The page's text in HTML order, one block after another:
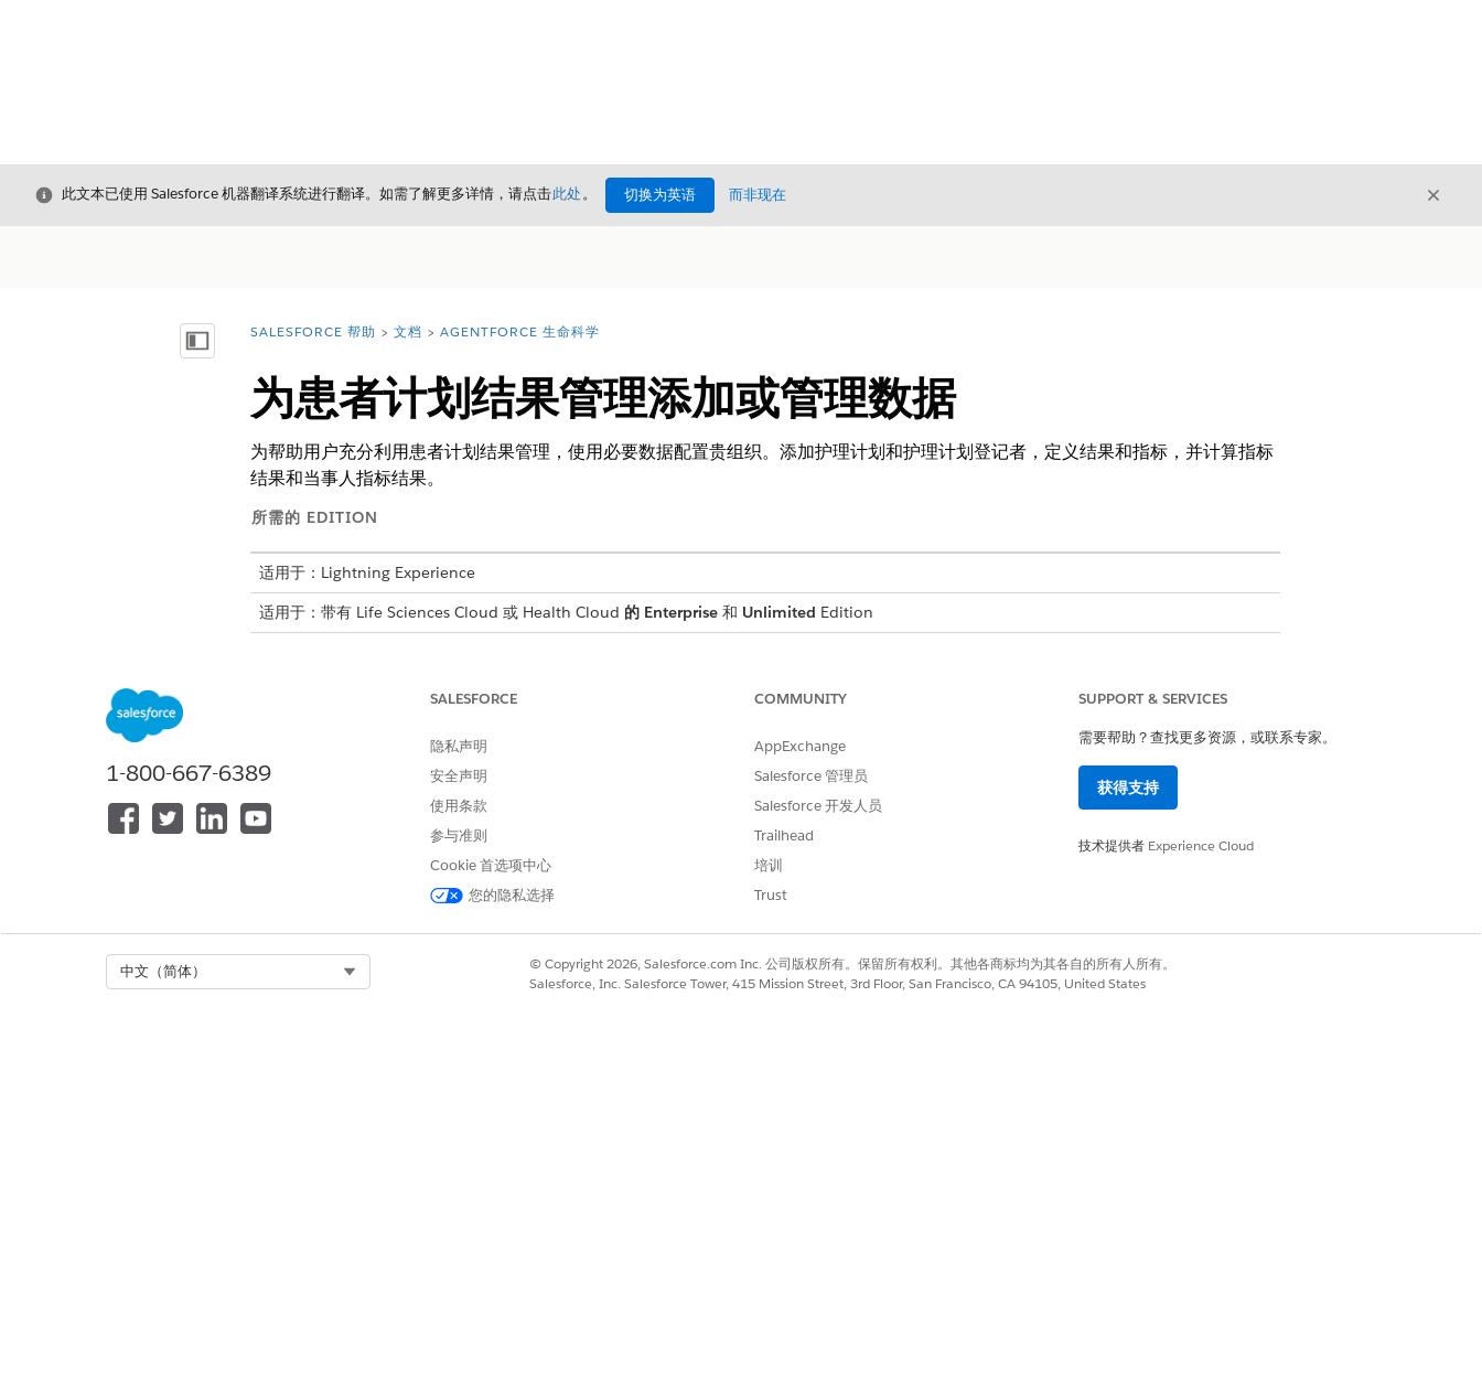
关闭
此文本已使用 Salesforce 机器翻译系统进行翻译。如需了解更多详情，请点击此处。 切换为英语 而非现在 关闭
显示目录 您在此处：
SALESFORCE 帮助 文档 AGENTFORCE 生命科学
为患者计划结果管理添加或管理数据
为帮助用户充分利用患者计划结果管理，使用必要数据配置贵组织。添加护理计划和护理计划登记者，定义结果和指标，并计算指标
结果和当事人指标结果。
所需的 EDITION
适用于：Lightning Experience
适用于：带有 Life Sciences Cloud 或 Health Cloud 的 Enterprise和 Unlimited Edition
添加结果，以跟踪您希望在护理计划登记者中看到的变化，并最终在护理计划级别看到的变化。使用结果活动将结果与有助于实现最终目标的努力联
系起来，例如护理计划或护理计划登记者。
通过创建指标库，将这些指标连接到您正在测量的内容，并添加有时限的基线和目标值来跟踪您的结果，从而一致地测量结果。将指标定义连接到计
划，以跟踪计划的有效性。将指标定义连接到结果，以跟踪参与者完成的任务的有效性。
使用指标结果衡量指标分配的价值。
1-800-667-6389
SALESFORCE
隐私声明
安全声明
使用条款
参与准则
Cookie 首选项中心
您的隐私选择
COMMUNITY
AppExchange
Salesforce 管理员
Salesforce 开发人员
Trailhead
培训
Trust
SUPPORT & SERVICES
需要帮助？查找更多资源，或联系专家。
获得支持
技术提供者 Experience Cloud
中文（简体）
© Copyright 2026, Salesforce.com Inc. 公司版权所有。保留所有权利。其他各商标均为其各自的所有人所有。
Salesforce, Inc. Salesforce Tower, 415 Mission Street, 3rd Floor, San Francisco, CA 94105, United States